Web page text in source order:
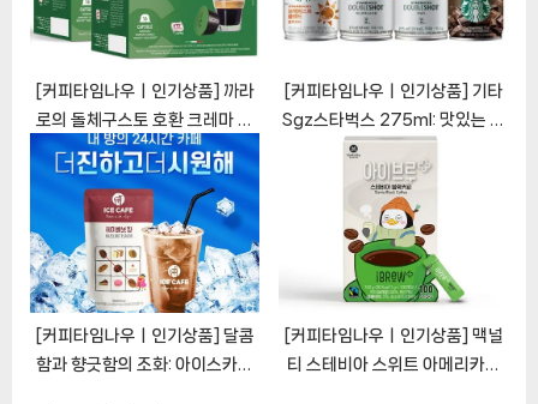
[커피타임나우ㅣ인기상품] 까라
로의 돌체구스토 호환 크레마 에
스프레소: 홈 커피의 새로운 차원
[CoffeeTimeNOWㅣ추천상
[커피타임나우ㅣ인기상품] 기타
Sgz스타벅스 275ml: 맛있는 에
스프레소 블렌드
[CoffeeTimeNOWㅣ추천상
품]
[커피타임나우ㅣ인기상품] 달콤
함과 향긋함의 조화: 아이스카페
[커피타임나우ㅣ인기상품] 맥널
티 스테비아 스위트 아메리카노